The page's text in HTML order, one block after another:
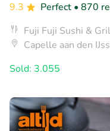
9.3
Perfect • 870
Fuji Fuji Sushi &
Capelle aan den
Sold: 3.055